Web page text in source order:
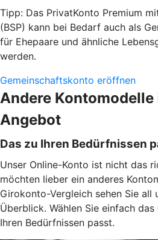
Tipp: Das PrivatKonto Premium
(BSP) kann bei Bedarf auch als
für Ehepaare und ähnliche
werden.
Gemeinschaftskonto eröffnen
Andere Kontomodelle
Angebot
Das zu Ihren Bedürfnissen
Unser Online-Konto ist nicht das
möchten lieber ein anderes
Girokonto-Vergleich sehen Sie all
Überblick. Wählen Sie einfach
Ihren Bedürfnissen passt.